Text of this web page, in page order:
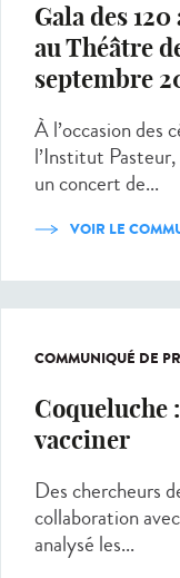
Gala des
au Théâtre
septembre
À l’occasion des
l’Institut
un concert de...
VOIR LE
COMMUNIQUÉ DE
vacciner
Des chercheurs
collaboration
analysé les...